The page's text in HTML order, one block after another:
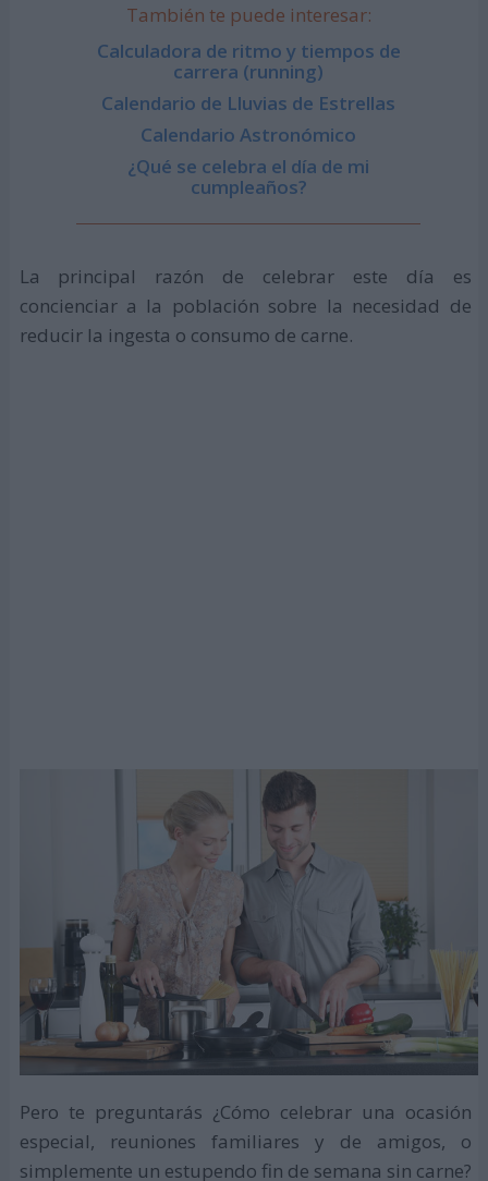
También te puede interesar:
Calculadora de ritmo y tiempos de
carrera (running)
Calendario de Lluvias de Estrellas
Calendario Astronómico
¿Qué se celebra el día de mi
cumpleaños?
La principal razón de celebrar este día es
concienciar a la población sobre la necesidad de
reducir la ingesta o consumo de carne.
Pero te preguntarás ¿Cómo celebrar una ocasión
especial, reuniones familiares y de amigos, o
simplemente un estupendo fin de semana sin carne?